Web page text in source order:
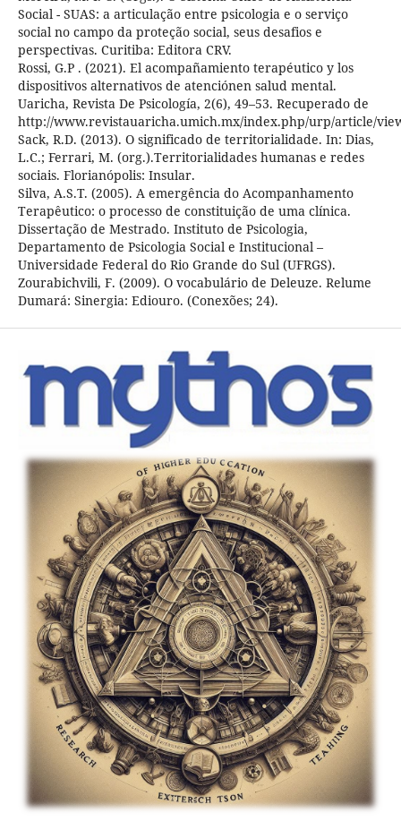
Social - SUAS: a articulação entre psicologia e o serviço
social no campo da proteção social, seus desafios e
perspectivas. Curitiba: Editora CRV.
Rossi, G.P . (2021). El acompañamiento terapéutico y los
dispositivos alternativos de atenciónen salud mental.
Uaricha, Revista De Psicología, 2(6), 49–53. Recuperado de
http://www.revistauaricha.umich.mx/index.php/urp/article/
Sack, R.D. (2013). O significado de territorialidade. In: Dias,
L.C.; Ferrari, M. (org.).Territorialidades humanas e redes
sociais. Florianópolis: Insular.
Silva, A.S.T. (2005). A emergência do Acompanhamento
Terapêutico: o processo de constituição de uma clínica.
Dissertação de Mestrado. Instituto de Psicologia,
Departamento de Psicologia Social e Institucional –
Universidade Federal do Rio Grande do Sul (UFRGS).
Zourabichvili, F. (2009). O vocabulário de Deleuze. Relume
Dumará: Sinergia: Ediouro. (Conexões; 24).